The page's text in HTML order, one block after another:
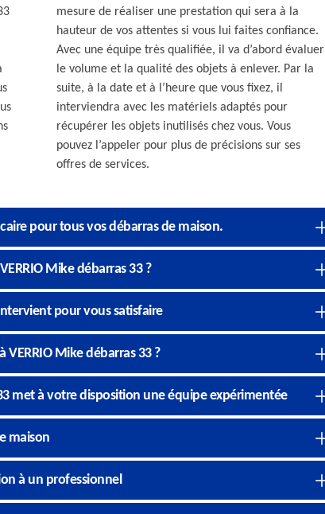
mesure de réaliser une prestation qui sera à la
hauteur de vos attentes si vous lui faites confiance.
Avec une équipe très qualifiée, il va d’abord évaluer
le volume et la qualité des objets à enlever. Par la
suite, à la date et à l’heure que vous fixez, il
interviendra avec les matériels adaptés pour
récupérer les objets inutilisés chez vous. Vous
pouvez l’appeler pour plus de précisions sur ses
offres de services.
pour tous vos débarras de maison.
Mike débarras 33 ?
pour vous satisfaire
Mike débarras 33 ?
met à votre disposition une équipe expérimentée
maison
à un professionnel